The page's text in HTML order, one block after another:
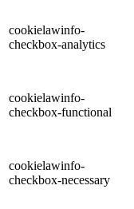
cookielawinfo-
checkbox-analytics
cookielawinfo-
checkbox-functional
cookielawinfo-
checkbox-necessary